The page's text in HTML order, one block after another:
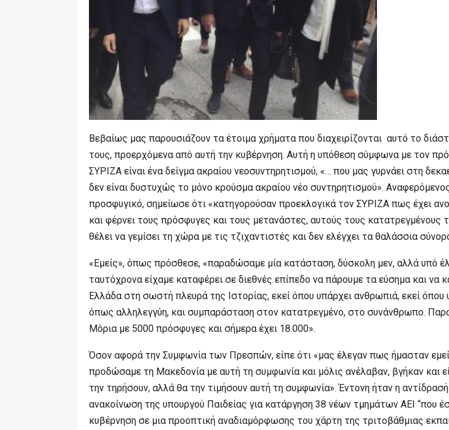
Βεβαίως μας παρουσιάζουν τα έτοιμα χρήματα που διαχειρίζονται αυτό το
τους, προερχόμενα από αυτή την κυβέρνηση. Αυτή η υπόθεση σύμφωνα με τον
ΣΥΡΙΖΑ είναι ένα δείγμα ακραίου νεοσυντηρητισμού, «… που μας γυρνάει στη
δεν είναι δυστυχώς το μόνο κρούσμα ακραίου νέο συντηρητισμού».
προσφυγικό, σημείωσε ότι «κατηγορούσαν προεκλογικά τον ΣΥΡΙΖΑ πως έχει
και φέρνει τους πρόσφυγες και τους μετανάστες, αυτούς τους κατατρεγμένους
θέλει να γεμίσει τη χώρα με τις τζιχαντιστές και δεν ελέγχει τα θαλάσσια
«Εμείς», όπως πρόσθεσε, «παραδώσαμε μία κατάσταση, δύσκολη μεν, αλλά υπό
ταυτόχρονα είχαμε καταφέρει σε διεθνές επίπεδο να πάρουμε τα εύσημα και να
Ελλάδα στη σωστή πλευρά της Ιστορίας, εκεί όπου υπάρχει ανθρωπιά, εκεί όπου
όπως αλληλεγγύη, και συμπαράσταση στον κατατρεγμένο, στο συνάνθρωπο.
Μόρια με 5000 πρόσφυγες και σήμερα έχει 18.000».
Όσον αφορά την Συμφωνία των Πρεσπών, είπε ότι «μας έλεγαν πως ήμασταν
προδώσαμε τη Μακεδονία με αυτή τη συμφωνία και μόλις ανέλαβαν, βγήκαν και
την τηρήσουν, αλλά θα την τιμήσουν αυτή τη συμφωνία». Έντονη ήταν η
ανακοίνωση της υπουργού Παιδείας για κατάργηση 38 νέων τμημάτων ΑΕΙ “που
κυβέρνηση σε μια προοπτική αναδιαμόρφωσης του χάρτη της τριτοβάθμιας